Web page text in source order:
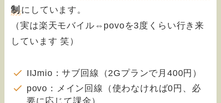
制にしています。
（実は楽天モバイル⇔povoを3度くらい行き来
しています 笑）
IIJmio：サブ回線（2Gプランで月400円）
povo：メイン回線（使わなければ0円、必
要に応じて課金）